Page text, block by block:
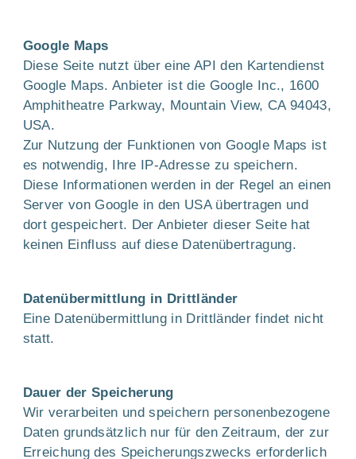
Google Maps
Diese Seite nutzt über eine API den Kartendienst
Google Maps. Anbieter ist die Google Inc., 1600
Amphitheatre Parkway, Mountain View, CA 94043,
USA.
Zur Nutzung der Funktionen von Google Maps ist
es notwendig, Ihre IP-Adresse zu speichern.
Diese Informationen werden in der Regel an einen
Server von Google in den USA übertragen und
dort gespeichert. Der Anbieter dieser Seite hat
keinen Einfluss auf diese Datenübertragung.
Datenübermittlung in Drittländer
Eine Datenübermittlung in Drittländer findet nicht
statt.
Dauer der Speicherung
Wir verarbeiten und speichern personenbezogene
Daten grundsätzlich nur für den Zeitraum, der zur
Erreichung des Speicherungszwecks erforderlich